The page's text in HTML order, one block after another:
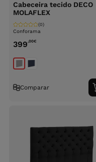
Cabeceira tecido DECO
MOLAFLEX
Conforama
(0)
399,00€
Comparar